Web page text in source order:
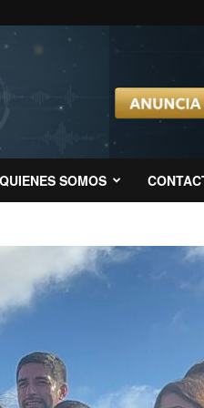
QUIENES SOMOS